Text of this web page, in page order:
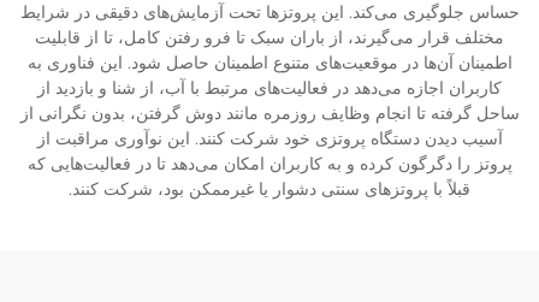
حساس جلوگیری می‌کند. این پروتزها تحت آزمایش‌های دقیقی در شرایط
مختلف قرار می‌گیرند، از باران سبک تا فرو رفتن کامل، تا از قابلیت
اطمینان آن‌ها در موقعیت‌های متنوع اطمینان حاصل شود. این فناوری به
کاربران اجازه می‌دهد در فعالیت‌های مرتبط با آب، از شنا و بازدید از
ساحل گرفته تا انجام وظایف روزمره مانند دوش گرفتن، بدون نگرانی از
آسیب دیدن دستگاه پروتزی خود شرکت کنند. این نوآوری مراقبت از
پروتز را دگرگون کرده و به کاربران امکان می‌دهد تا در فعالیت‌هایی که
قبلاً با پروتزهای سنتی دشوار یا غیرممکن بود، شرکت کنند.